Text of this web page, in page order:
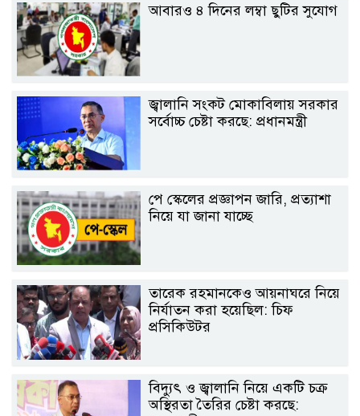
আবারও ৪ দিনের লম্বা ছুটির সুযোগ
জ্বালানি সংকট মোকাবিলায় সরকার
সর্বোচ্চ চেষ্টা করছে: প্রধানমন্ত্রী
পে স্কেলের প্রজ্ঞাপন জারি, প্রত্যাশা
নিয়ে যা জানা যাচ্ছে
তারেক রহমানকেও আয়নাঘরে নিয়ে
নির্যাতন করা হয়েছিল: চিফ
প্রসিকিউটর
বিদ্যুৎ ও জ্বালানি নিয়ে একটি চক্র
অস্থিরতা তৈরির চেষ্টা করছে: